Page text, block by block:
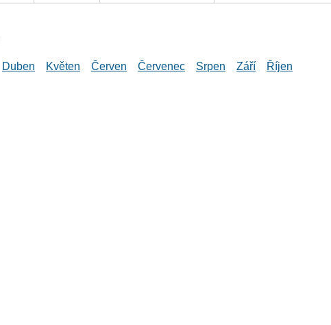
Duben Květen Červen Červenec Srpen Září
Říjen